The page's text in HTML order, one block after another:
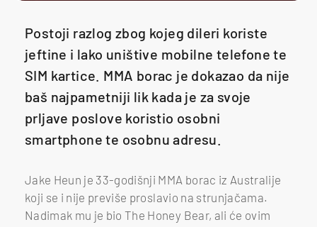
Postoji razlog zbog kojeg dileri koriste
jeftine i lako uništive mobilne telefone te
SIM kartice. MMA borac je dokazao da nije
baš najpametniji lik kada je za svoje
prljave poslove koristio osobni
smartphone te osobnu adresu.
Jake Heun je 33-godišnji MMA borac iz Australije
koji se i nije previše proslavio na strunjačama.
Nadimak mu je bio The Honey Bear, ali će ovim